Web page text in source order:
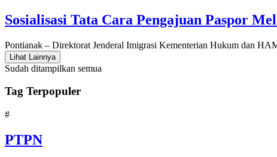
Sosialisasi Tata Cara Pengajuan Paspor
Pontianak – Direktorat Jenderal Imigrasi Kementerian Hukum dan
Lihat Lainnya
Sudah ditampilkan semua
Tag Terpopuler
#
PTPN